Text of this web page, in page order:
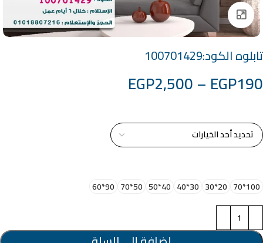
Click to enlarge
تابلوه الكود:100701429
EGP190
–
EGP2,500
100*70
20*30
30*40
40*50
50*70
90*60